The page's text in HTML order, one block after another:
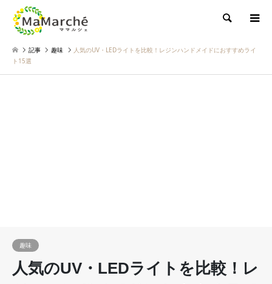
検索
記事 趣味
人気のUV・LEDライトを比較！レジンハンドメイドにおすすめライ
ト15選
趣味
人気のUV・LEDライトを比較！レ